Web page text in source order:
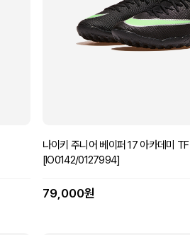
나이키 주니어 베이퍼 17 아카데미 TF
[IO0142/0127994]
79,000원